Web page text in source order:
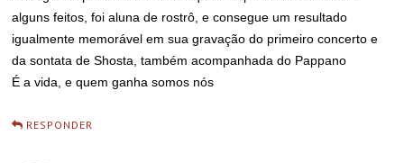
alguns feitos, foi aluna de rostrô, e consegue um resultado
igualmente memorável em sua gravação do primeiro concerto e
da sontata de Shosta, também acompanhada do Pappano
É a vida, e quem ganha somos nós
RESPONDER